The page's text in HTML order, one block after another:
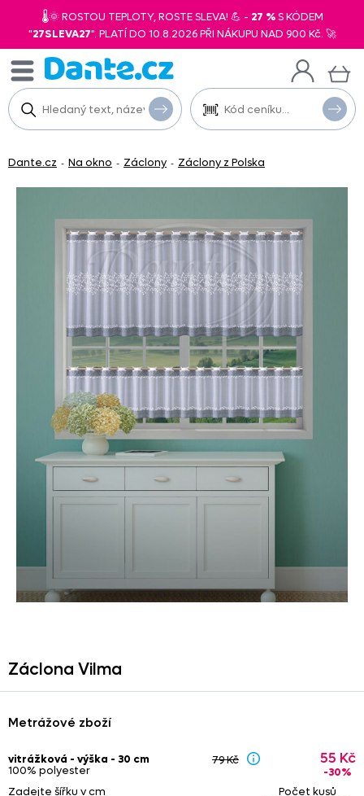
🌡️🌞 ROSTOU TEPLOTY, ROSTE SLEVA! 💪 - 27 %S KÓDEM
"27SLEVA27". PLATÍ DO 10.8.2026 PŘI NÁKUPU NAD 900 Kč. 🚀
Dante.cz - Na okno - Záclony - Záclony z Polska
Záclona Vilma
Metrážové zboží
vitrážková - výška - 30 cm
100% polyester
79 Kč 55 Kč
-30%